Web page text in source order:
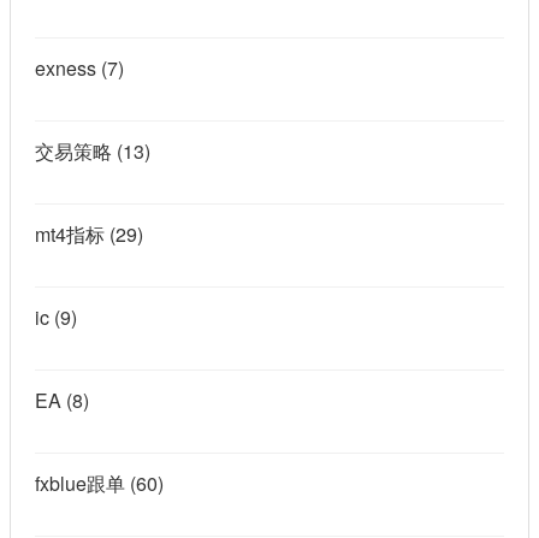
exness (7)
交易策略 (13)
mt4指标 (29)
ic (9)
EA (8)
fxblue跟单 (60)